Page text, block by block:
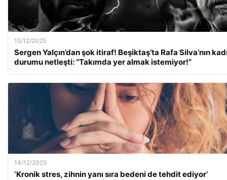
15/12/2025
Sergen Yalçın’dan şok itiraf! Beşiktaş’ta Rafa Silva’nın
durumu netleşti: “Takımda yer almak istemiyor!”
14/12/2025
‘Kronik stres, zihnin yanı sıra bedeni de tehdit ediyor’